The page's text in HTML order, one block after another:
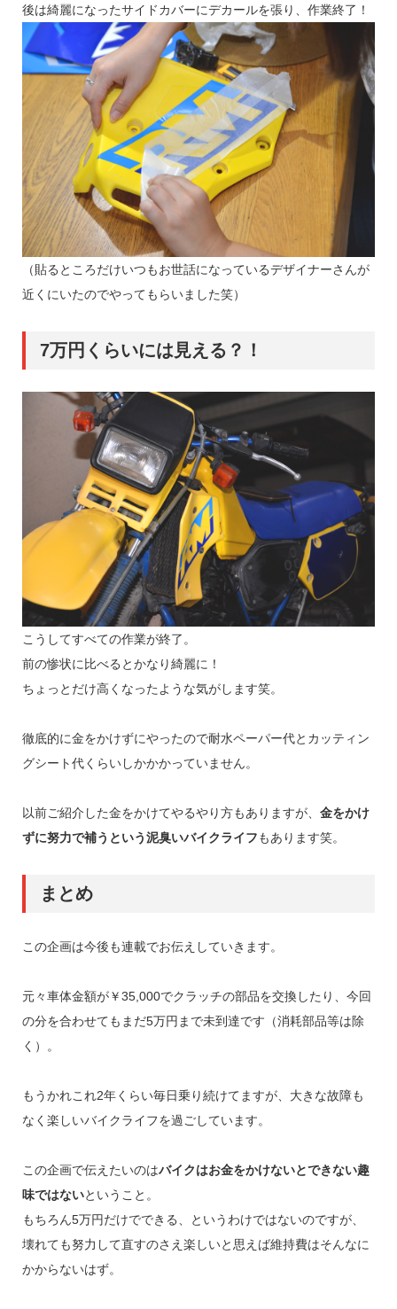
後は綺麗になったサイドカバーにデカールを張り、作業終了！
（貼るところだけいつもお世話になっているデザイナーさんが
近くにいたのでやってもらいました笑）
7万円くらいには見える？！
こうしてすべての作業が終了。
前の惨状に比べるとかなり綺麗に！
ちょっとだけ高くなったような気がします笑。
徹底的に金をかけずにやったので耐水ペーパー代とカッティン
グシート代くらいしかかかっていません。
以前ご紹介した金をかけてやるやり方もありますが、 金をかけ
ずに努力で補うという泥臭いバイクライフもあります笑。
まとめ
この企画は今後も連載でお伝えしていきます。
元々車体金額が￥35,000でクラッチの部品を交換したり、今回
の分を合わせてもまだ5万円まで未到達です（消耗部品等は除
く）。
もうかれこれ2年くらい毎日乗り続けてますが、大きな故障も
なく楽しいバイクライフを過ごしています。
この企画で伝えたいのはバイクはお金をかけないとできない趣
味ではないということ。
もちろん5万円だけでできる、というわけではないのですが、
壊れても努力して直すのさえ楽しいと思えば維持費はそんなに
かからないはず。